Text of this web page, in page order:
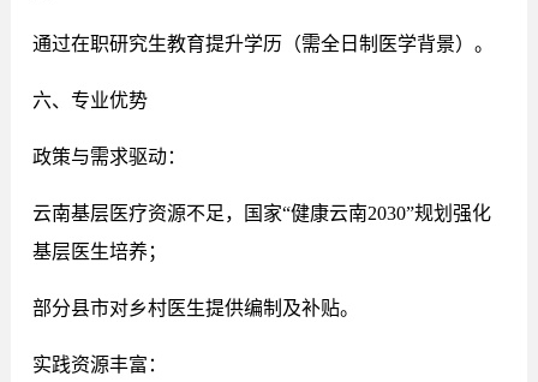
通过在职研究生教育提升学历（需全日制医学背景）。
六、专业优势
政策与需求驱动：
云南基层医疗资源不足，国家“健康云南2030”规划强化
基层医生培养；
部分县市对乡村医生提供编制及补贴。
实践资源丰富：